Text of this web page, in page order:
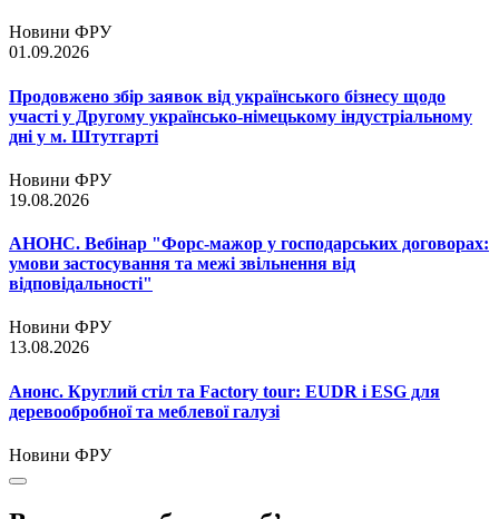
Новини ФРУ
01.09.2026
Продовжено збір заявок від українського бізнесу щодо
участі у Другому українсько-німецькому індустріальному
дні у м. Штутгарті
Новини ФРУ
19.08.2026
АНОНС. Вебінар "Форс-мажор у господарських договорах:
умови застосування та межі звільнення від
відповідальності"
Новини ФРУ
13.08.2026
Анонс. Круглий стіл та Factory tour: EUDR і ESG для
деревообробної та меблевої галузі
Новини ФРУ